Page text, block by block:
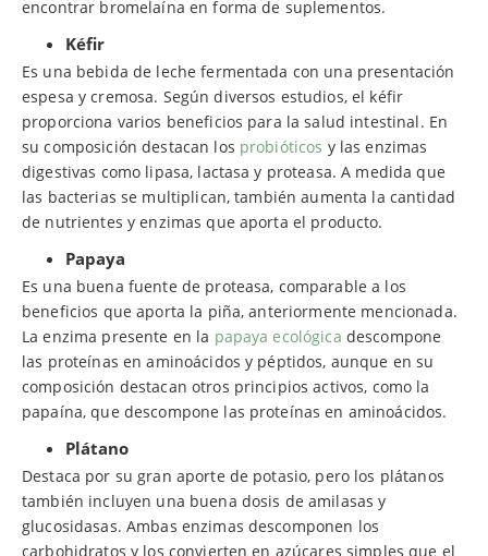
encontrar bromelaína en forma de suplementos.
Kéfir
Es una bebida de leche fermentada con una presentación
espesa y cremosa. Según diversos estudios, el kéfir
proporciona varios beneficios para la salud intestinal. En
su composición destacan los probióticos y las enzimas
digestivas como lipasa, lactasa y proteasa. A medida que
las bacterias se multiplican, también aumenta la cantidad
de nutrientes y enzimas que aporta el producto.
Papaya
Es una buena fuente de proteasa, comparable a los
beneficios que aporta la piña, anteriormente mencionada.
La enzima presente en la papaya ecológica descompone
las proteínas en aminoácidos y péptidos, aunque en su
composición destacan otros principios activos, como la
papaína, que descompone las proteínas en aminoácidos.
Plátano
Destaca por su gran aporte de potasio, pero los plátanos
también incluyen una buena dosis de amilasas y
glucosidasas. Ambas enzimas descomponen los
carbohidratos y los convierten en azúcares simples que el